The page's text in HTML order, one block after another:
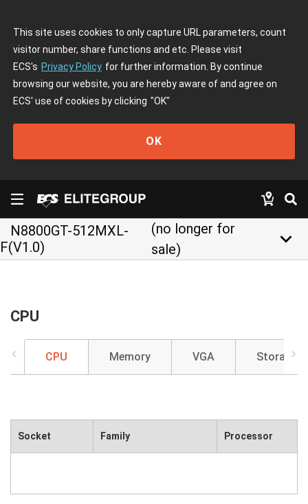
This site uses cookies to only capture URL parameters, count
visitor number, share functions and etc. Please visit
ECS's Privacy Policy for further information. By continue
browsing our website, you are hereby aware of and agree on
ECS' use of cookies by clicking "OK"
OK
N8800GT-512MXL-
F(V1.0)
(no longer for
sale)
keyboard_arrow_down
CPU
CPU Memory VGA Storage
Socket Family Processor